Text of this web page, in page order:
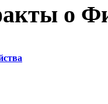
о